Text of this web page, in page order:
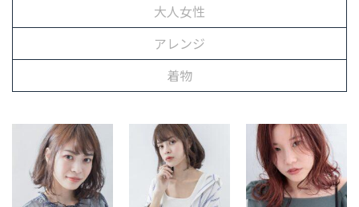
大人女性
アレンジ
着物